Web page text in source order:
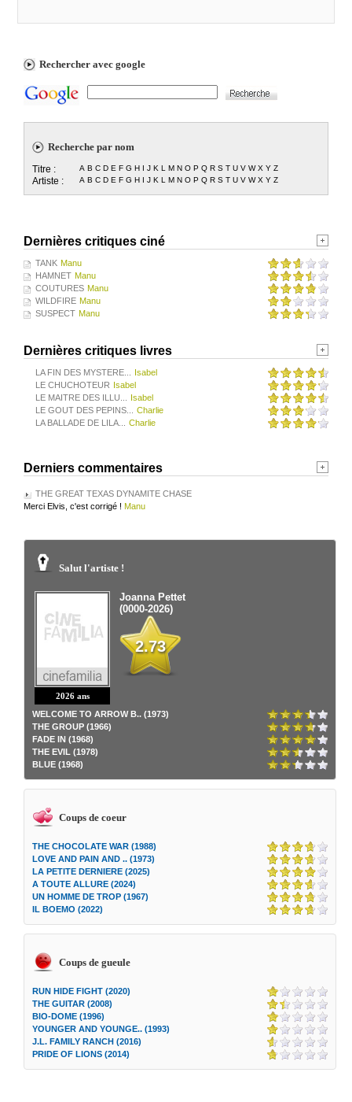
Rechercher avec google
Recherche par nom
Titre : A B C D E F G H I J K L M N O P Q R S T U V W X Y Z
Artiste : A B C D E F G H I J K L M N O P Q R S T U V W X Y Z
Dernières critiques ciné
TANK Manu
HAMNET Manu
COUTURES Manu
WILDFIRE Manu
SUSPECT Manu
Dernières critiques livres
LA FIN DES MYSTERE...
Isabel
LE CHUCHOTEUR Isabel
LE MAITRE DES ILLU...
Isabel
LE GOUT DES PEPINS...
Charlie
LA BALLADE DE LILA...
Charlie
Derniers commentaires
THE GREAT TEXAS DYNAMITE CHASE
Merci Elvis, c'est corrigé ! Manu
Salut l'artiste !
2026 ans
Joanna Pettet
(0000-2026)
2.73
WELCOME TO ARROW B.. (1973)
THE GROUP (1966)
FADE IN (1968)
THE EVIL (1978)
BLUE (1968)
Coups de coeur
THE CHOCOLATE WAR (1988)
LOVE AND PAIN AND .. (1973)
LA PETITE DERNIERE (2025)
A TOUTE ALLURE (2024)
UN HOMME DE TROP (1967)
IL BOEMO (2022)
Coups de gueule
RUN HIDE FIGHT (2020)
THE GUITAR (2008)
BIO-DOME (1996)
YOUNGER AND YOUNGE.. (1993)
J.L. FAMILY RANCH (2016)
PRIDE OF LIONS (2014)